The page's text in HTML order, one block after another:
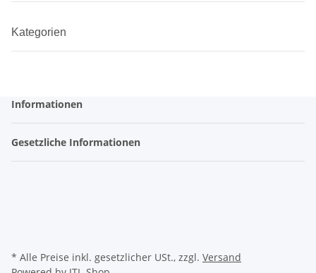
Kategorien
Informationen
Gesetzliche Informationen
* Alle Preise inkl. gesetzlicher USt., zzgl. Versand